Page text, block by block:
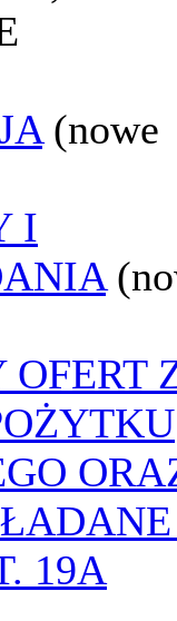
(nowe
I
OFERT
19A